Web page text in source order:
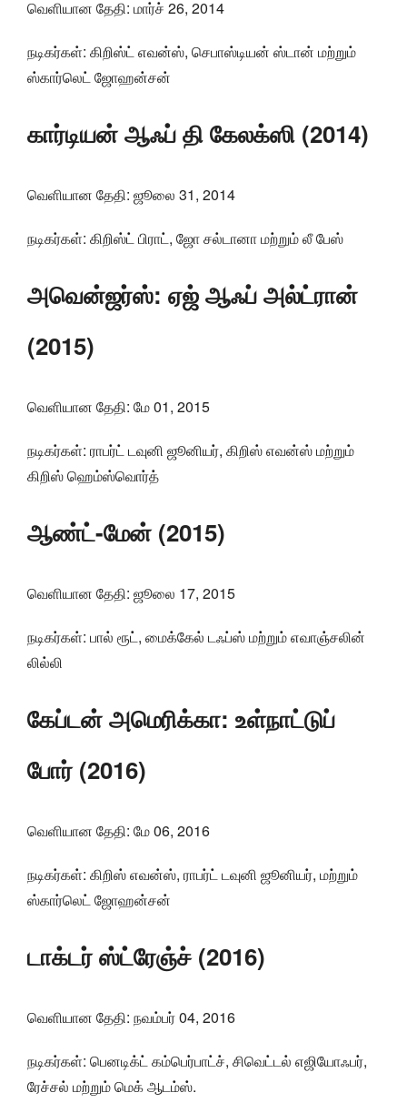
வெளியான தேதி: மார்ச் 26, 2014
நடிகர்கள்: கிறிஸ்ட் எவன்ஸ், செபாஸ்டியன் ஸ்டான் மற்றும்
ஸ்கார்லெட் ஜோஹன்சன்
கார்டியன் ஆஃப் தி கேலக்ஸி (2014)
வெளியான தேதி: ஜூலை 31, 2014
நடிகர்கள்: கிறிஸ்ட் பிராட், ஜோ சல்டானா மற்றும் லீ பேஸ்
அவென்ஜர்ஸ்: ஏஜ் ஆஃப் அல்ட்ரான்
(2015)
வெளியான தேதி: மே 01, 2015
நடிகர்கள்: ராபர்ட் டவுனி ஜூனியர், கிறிஸ் எவன்ஸ் மற்றும்
கிறிஸ் ஹெம்ஸ்வொர்த்
ஆண்ட்-மேன் (2015)
வெளியான தேதி: ஜூலை 17, 2015
நடிகர்கள்: பால் ரூட், மைக்கேல் டஃப்ஸ் மற்றும் எவாஞ்சலின்
லில்லி
கேப்டன் அமெரிக்கா: உள்நாட்டுப்
போர் (2016)
வெளியான தேதி: மே 06, 2016
நடிகர்கள்: கிறிஸ் எவன்ஸ், ராபர்ட் டவுனி ஜூனியர், மற்றும்
ஸ்கார்லெட் ஜோஹன்சன்
டாக்டர் ஸ்ட்ரேஞ்ச் (2016)
வெளியான தேதி: நவம்பர் 04, 2016
நடிகர்கள்: பெனடிக்ட் கம்பெர்பாட்ச், சிவெட்டல் எஜியோஃபர்,
ரேச்சல் மற்றும் மெக் ஆடம்ஸ்.